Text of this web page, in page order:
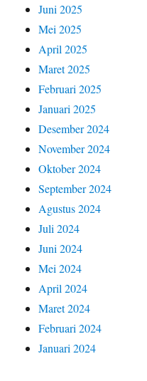
Juni 2025
Mei 2025
April 2025
Maret 2025
Februari 2025
Januari 2025
Desember 2024
November 2024
Oktober 2024
September 2024
Agustus 2024
Juli 2024
Juni 2024
Mei 2024
April 2024
Maret 2024
Februari 2024
Januari 2024